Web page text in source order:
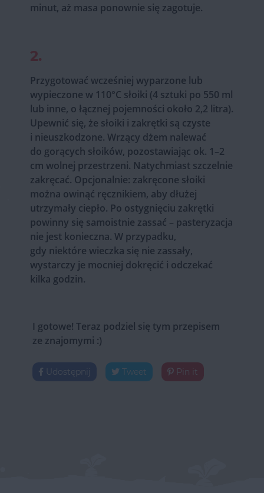
minut, aż masa ponownie się zagotuje.
2.
Przygotować wcześniej wyparzone lub
wypieczone w 110°C słoiki (4 sztuki po 550 ml
lub inne, o łącznej pojemności około 2,2 litra).
Upewnić się, że słoiki i zakrętki są czyste
i nieuszkodzone. Wrzący dżem nalewać
do gorących słoików, pozostawiając ok. 1–2
cm wolnej przestrzeni. Natychmiast szczelnie
zakręcać. Opcjonalnie: zakręcone słoiki
można owinąć ręcznikiem, aby dłużej
utrzymały ciepło. Po ostygnięciu zakrętki
powinny się samoistnie zassać – pasteryzacja
nie jest konieczna. W przypadku,
gdy niektóre wieczka się nie zassały,
wystarczy je mocniej dokręcić i odczekać
kilka godzin.
I gotowe! Teraz podziel się tym przepisem
ze znajomymi :)
Udostępnij Tweet Pin it